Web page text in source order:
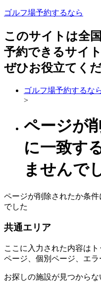
ゴルフ場予約するなら
このサイトは全
予約できるサイト
ぜひお役立てくだ
ゴルフ場予約するな
>
ページが
に一致す
ませんで
ページが削除されたか条
でした
共通エリア
ここに入力された内容は
ページ、個別ページ、エラ
お探しの施設が見つから